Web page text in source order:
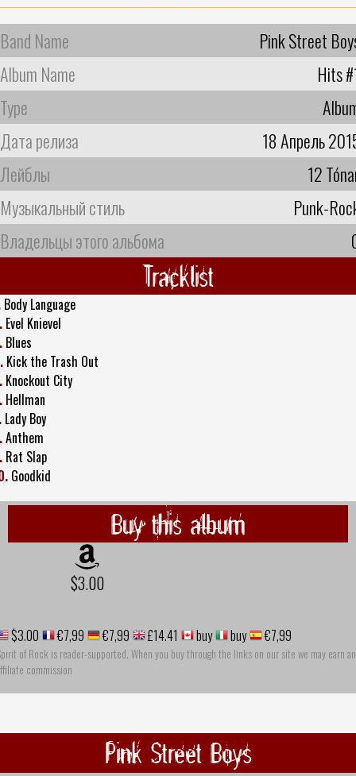
Band Name
Pink Street
Album Name
Hits
Type
Дата релиза
18 Апрель
Лейблы
12
Музыкальный стиль
Punk-
Владельцы этого альбома
Tracklist
Body Language
Evel Knievel
Blues
Kick the Trash Out
Knockout City
Hellman
Lady Boy
Anthem
Rat Slap
Goodkid
Buy this album
$3.00
$3.00 €7,99 €7,99 £14.41 buy buy €7,99
of Rock is reader-supported. When you buy through the links on our site we may earn an
commission
Pink Street Boys